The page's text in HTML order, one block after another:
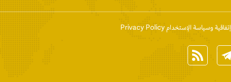
إتفاقية وسياسة الإستخدام Privacy Policy